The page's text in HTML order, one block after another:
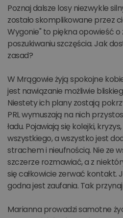
Poznaj dalsze losy niezwykle
zostało skomplikowane przez
Wygonie" to piękna opowieść o
poszukiwaniu szczęścia. Jak
zasad?
W Mrągowie żyją spokojne
jest nawiązanie możliwie
Niestety ich plany zostają
PRL wymuszają na nich
ładu. Pojawiają się kolejki,
wszystkiego, a wszystko jest
strachem i nieufnością. Nie ze
szczerze rozmawiać, a z
się całkowicie zerwać kontakt.
godna jest zaufania. Tak
Marianna prowadzi samotne